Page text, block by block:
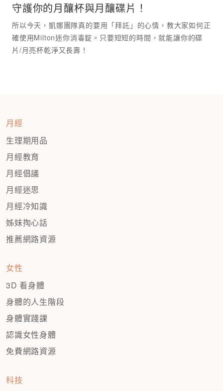
守護你的月釀杯與月釀碟片！
所以今天，凱娜團隊真的要用「拜託」的心情，教大家如何正
確使用Milton迷你消毒錠。只要短短的時間，就能讓你的碟
月經
生理期用品
月經教育
月經倡議
月經迷思
月經冷知識
姊妹掏心話
推薦網路資源
女性
3D 看身體
身體的人生階段
身體實踐課
認識女性身體
免費網路資源
科技